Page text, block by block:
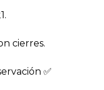
cierres.
✅️